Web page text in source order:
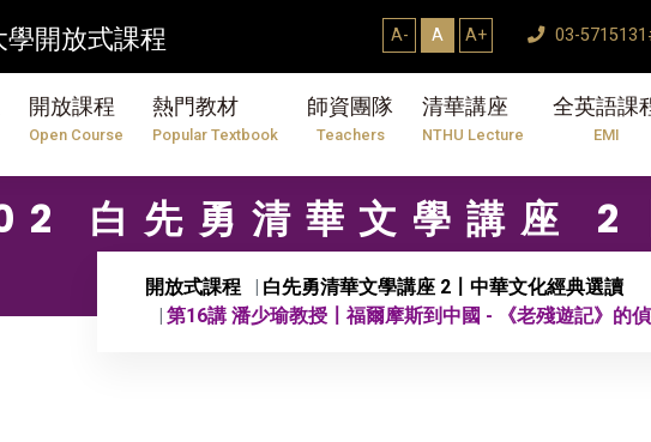
學開放式課程 A- A A+ 03-
開放課程
Open Course
熱門教材
Popular Textbook
師資團隊
Teachers
清華講座
NTHU Lecture
全英語課
EMI
白先勇清華文學講座 2
開放式課程
白先勇清華文學講座 2〡中華文化經典選讀
第16講 潘少瑜教授〡福爾摩斯到中國 - 《老殘遊記》的